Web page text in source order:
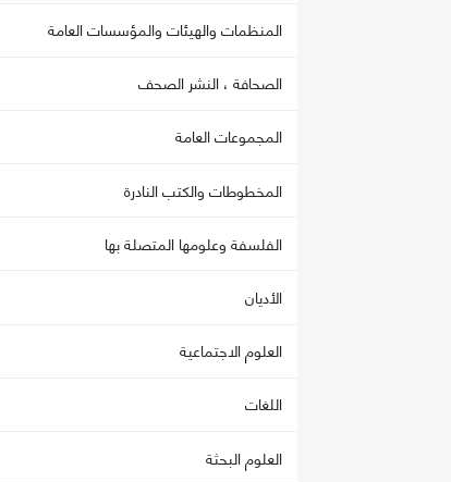
المنظمات والهيئات والمؤسسات العامة
الصحافة ، النشر الصحف
المجموعات العامة
المخطوطات والكتب النادرة
الفلسفة وعلومها المتصلة بها
الأديان
العلوم الاجتماعية
اللغات
العلوم البحثة